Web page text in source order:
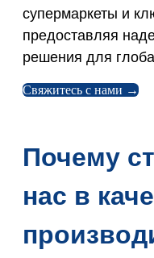
супермаркеты и
предоставляя
решения для
Свяжитесь с нами →
Почему
нас в